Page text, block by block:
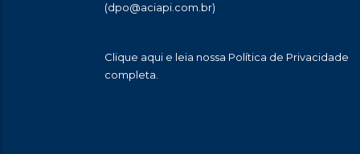
(dpo@aciapi.com.br)
Clique aqui e leia nossa Política de Privacidade
completa.